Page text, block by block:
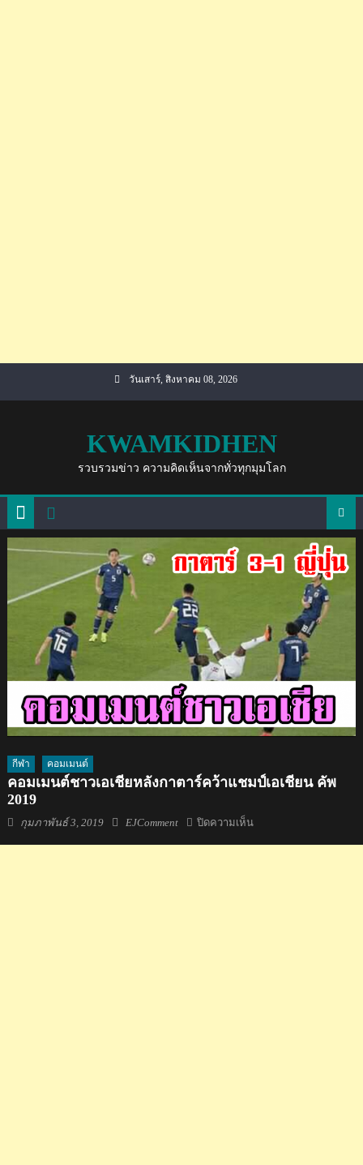
วันเสาร์, สิงหาคม 08, 2026
KWAMKIDHEN
รวบรวมข่าว ความคิดเห็นจากทั่วทุกมุมโลก
กีฬา คอมเมนต์
คอมเมนต์ชาวเอเชียหลังกาตาร์คว้าแชมป์เอเชียน คัพ
2019
Posted
กุมภาพันธ์ 3, 2019 Author
EJComment ปิดความเห็นบน